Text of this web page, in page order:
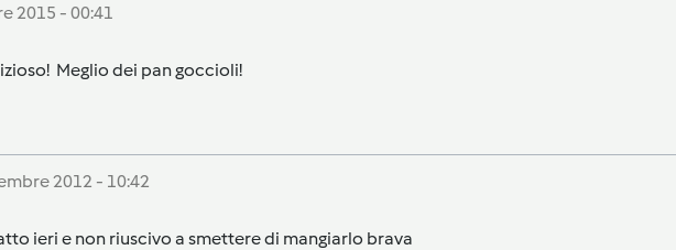
2015 - 00:41
Meglio dei pan goccioli!
2012 - 10:42
ieri e non riuscivo a smettere di mangiarlo brava